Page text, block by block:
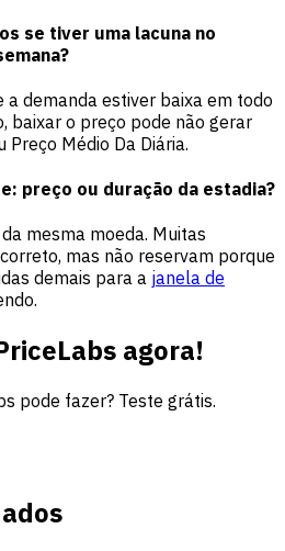
se tiver uma lacuna no
a demanda estiver baixa em todo
baixar o preço pode não gerar
Médio Da Diária.
preço ou duração da estadia?
mesma moeda. Muitas
mas não reservam porque
demais para a janela de
agora!
pode fazer? Teste grátis.